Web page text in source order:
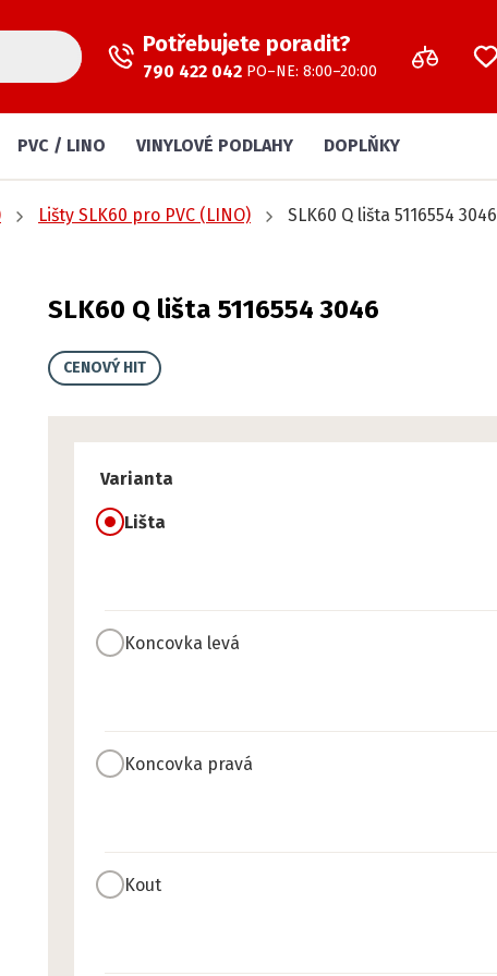
Potřebujete poradit?
790 422 042 PO–NE: 8:00–20:00
PVC / LINO VINYLOVÉ PODLAHY DOPLŇKY
Lišty SLK60 pro PVC (LINO) SLK60 Q lišta 5116554 3046
SLK60 Q lišta 5116554 3046
CENOVÝ HIT
Varianta
Lišta
Koncovka levá
Koncovka pravá
Kout